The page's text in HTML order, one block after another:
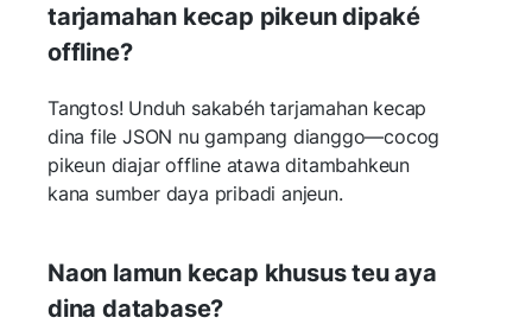
tarjamahan kecap pikeun dipaké
offline?
Tangtos! Unduh sakabéh tarjamahan kecap
dina file JSON nu gampang dianggo—cocog
pikeun diajar offline atawa ditambahkeun
kana sumber daya pribadi anjeun.
Naon lamun kecap khusus teu aya
dina database?